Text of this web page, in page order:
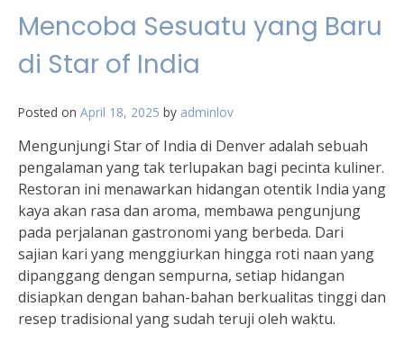
Mencoba Sesuatu yang Baru
di Star of India
Posted on April 18, 2025 by adminlov
Mengunjungi Star of India di Denver adalah sebuah
pengalaman yang tak terlupakan bagi pecinta kuliner.
Restoran ini menawarkan hidangan otentik India yang
kaya akan rasa dan aroma, membawa pengunjung
pada perjalanan gastronomi yang berbeda. Dari
sajian kari yang menggiurkan hingga roti naan yang
dipanggang dengan sempurna, setiap hidangan
disiapkan dengan bahan-bahan berkualitas tinggi dan
resep tradisional yang sudah teruji oleh waktu.